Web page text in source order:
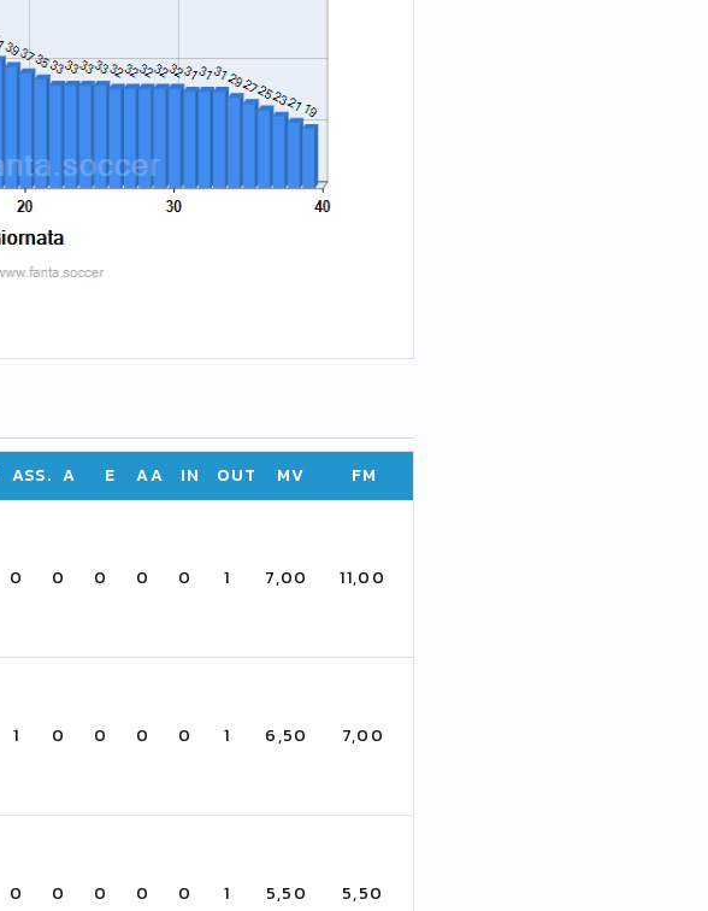
ASS. A E AA IN OUT MV FM
0 0 0 0 0 1 7,00 11,00
1 0 0 0 0 1 6,50 7,00
0 0 0 0 0 1 5,50 5,50